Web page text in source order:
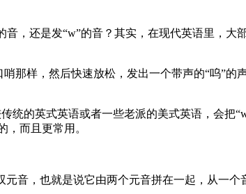
音，还是发“w”的音？其实，在现代英语里，
那样，然后快速放松，发出一个带声的“呜”
统的英式英语或者一些老派的美式英语，会把
，而且更常用。
音，也就是说它由两个元音拼在一起，从一